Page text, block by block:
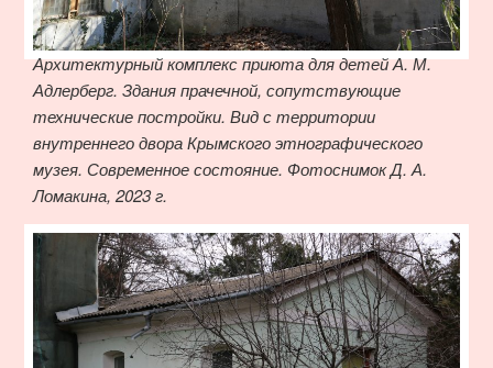
Архитектурный комплекс приюта для детей А. М.
Адлерберг. Здания прачечной, сопутствующие
технические постройки. Вид с территории
внутреннего двора Крымского этнографического
музея. Современное состояние. Фотоснимок Д. А.
Ломакина, 2023 г.